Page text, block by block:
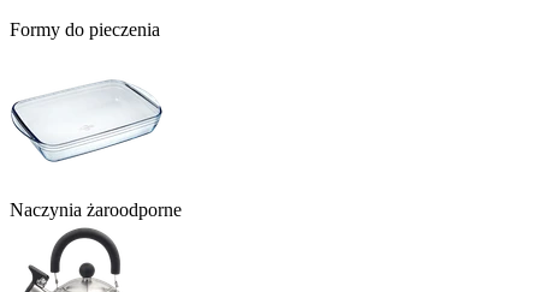
Formy do pieczenia
Naczynia żaroodporne